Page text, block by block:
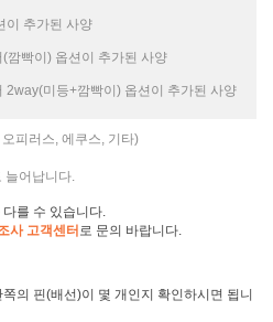
이 추가된 사양
깜빡이) 옵션이 추가된 사양
2way(미등+깜빡이) 옵션이 추가된 사양
피러스, 에쿠스, 기타)
늘어납니다.
를 수 있습니다.
사 고객센터 로 문의 바랍니다.
의 핀(배선)이 몇 개인지 확인하시면 됩니